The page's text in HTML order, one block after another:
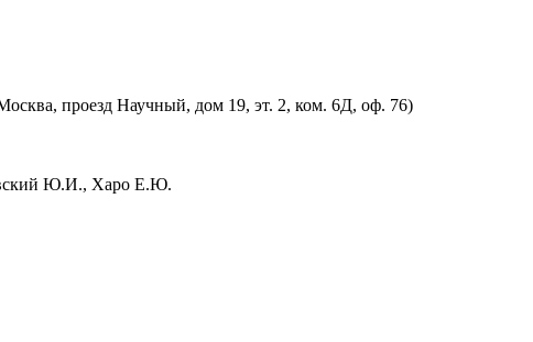
проезд Научный, дом 19, эт. 2, ком. 6Д, оф. 76)
Ю.И., Харо Е.Ю.